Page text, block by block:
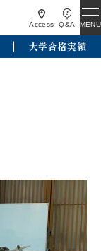
Access Q&A MENU
大学合格実績